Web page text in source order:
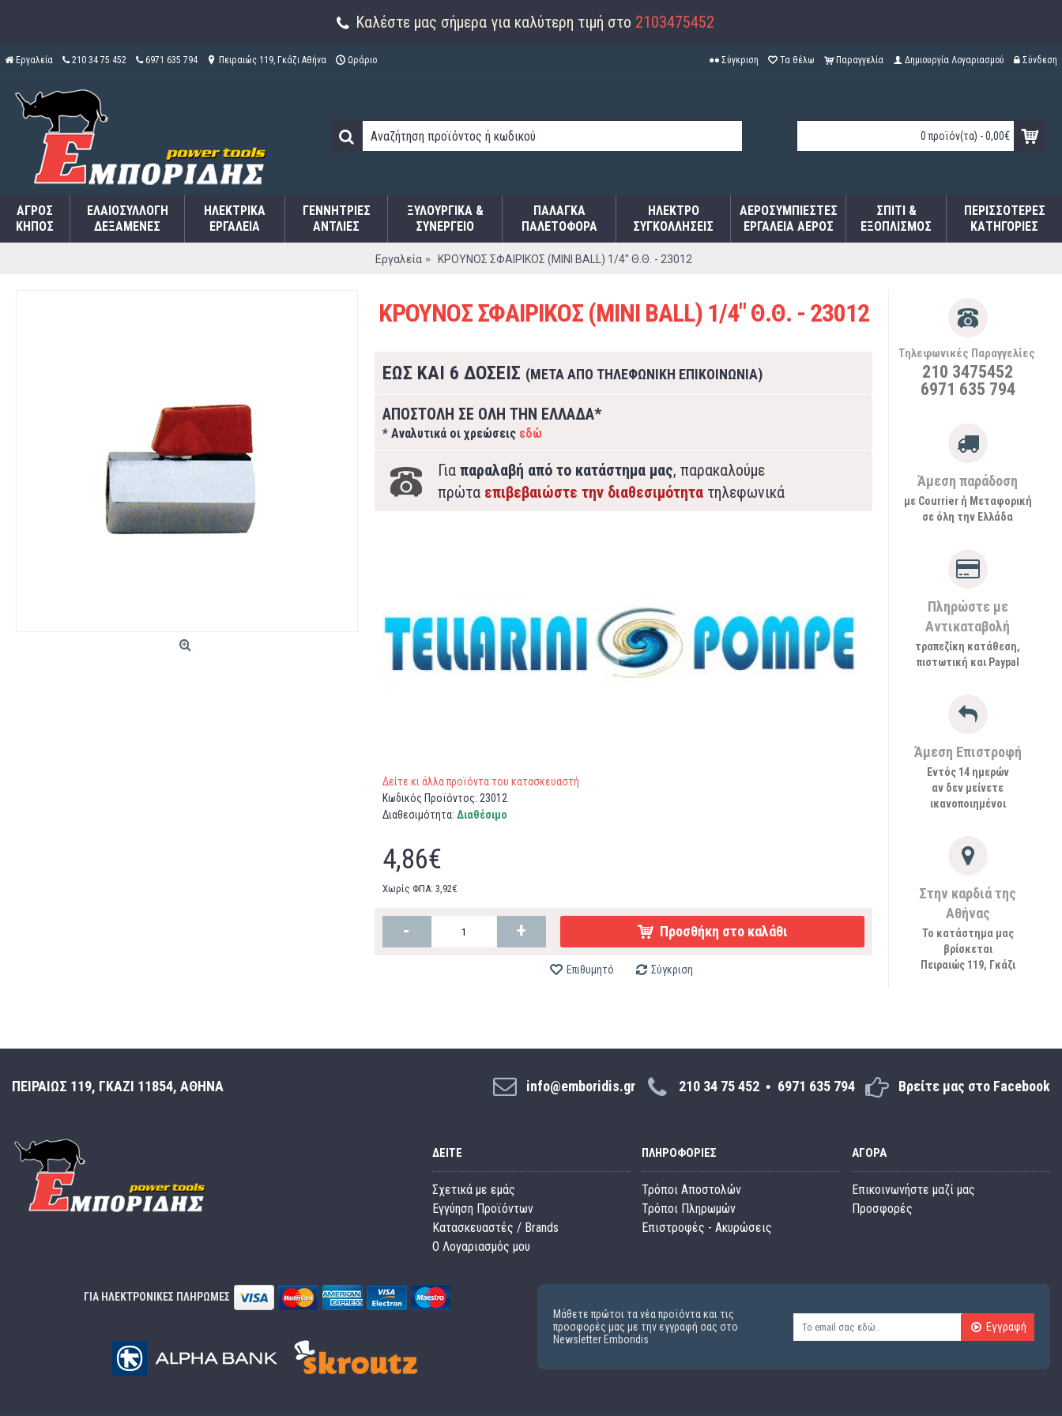
Καλέστε μας σήμερα για καλύτερη τιμή στο 2103475452
Εργαλεία 210 34 75 452 6971 635 794 Πειραιώς 119, Γκάζι Αθήνα Ωράριο Σύγκριση Τα θέλω Παραγγελία Δημιουργία Λογαριασμού Σύνδεση
0 προϊόν(τα) - 0,00€
ΑΓΡΌΣ
ΚΉΠΟΣ
ΕΛΑΙΟΣΥΛΛΟΓΉ
ΔΕΞΑΜΕΝΈΣ
ΗΛΕΚΤΡΙΚΆ
ΕΡΓΑΛΕΊΑ
ΓΕΝΝΉΤΡΙΕΣ
ΑΝΤΛΊΕΣ
ΞΥΛΟΥΡΓΙΚΑ &
ΣΥΝΕΡΓΕΙΟ
ΠΑΛΆΓΚΑ
ΠΑΛΕΤΟΦΌΡΑ
ΗΛΕΚΤΡΟ
ΣΥΓΚΟΛΛΉΣΕΙΣ
ΑΕΡΟΣΥΜΠΙΕΣΤΈΣ
ΕΡΓΑΛΕΊΑ ΑΈΡΟΣ
ΣΠΊΤΙ &
ΕΞΟΠΛΙΣΜΌΣ
ΠΕΡΙΣΣΌΤΕΡΕΣ
ΚΑΤΗΓΟΡΊΕΣ
Εργαλεία ΚΡΟΥΝΟΣ ΣΦΑΙΡΙΚΟΣ (MINI BALL) 1/4" Θ.Θ. - 23012
Τηλεφωνικές Παραγγελίες
210 3475452
6971 635 794
Άμεση παράδοση
με Courrier ή Μεταφορική
σε όλη την Ελλάδα
Πληρώστε με
Αντικαταβολή
τραπεζίκη κατάθεση,
πιστωτική και Paypal
Άμεση Επιστροφή
Εντός 14 ημερών
αν δεν μείνετε
ικανοποιημένοι
Στην καρδιά της
Αθήνας
Το κατάστημα μας
βρίσκεται
Πειραιώς 119, Γκάζι
ΚΡΟΥΝΟΣ ΣΦΑΙΡΙΚΟΣ (MINI BALL) 1/4" Θ.Θ. - 23012
ΕΩΣ ΚΑΙ 6 ΔΟΣΕΙΣ (ΜΕΤΑ ΑΠΟ ΤΗΛΕΦΩΝΙΚΗ ΕΠΙΚΟΙΝΩΝΙΑ)
ΑΠΟΣΤΟΛΗ ΣΕ ΟΛΗ ΤΗΝ ΕΛΛΑΔΑ*
* Αναλυτικά οι χρεώσεις εδώ
Για παραλαβή από το κατάστημα μας, παρακαλούμε
πρώτα επιβεβαιώστε την διαθεσιμότητατηλεφωνικά
Δείτε κι άλλα προϊόντα του κατασκευαστή
Κωδικός Προϊόντος: 23012
Διαθεσιμότητα: Διαθέσιμο
4,86€
Χωρίς ΦΠΑ: 3,92€
- + Προσθήκη στο καλάθι
Επιθυμητό Σύγκριση
ΠΕΙΡΑΙΩΣ 119, ΓΚΑΖΙ 11854, ΑΘΗΝΑ info@emboridis.gr 210 34 75 452 6971 635 794 Βρείτε μας στο Facebook
ΔΕΊΤΕ
Σχετικά με εμάς
Εγγύηση Προϊόντων
Κατασκευαστές / Brands
O Λογαριασμός μου
ΠΛΗΡΟΦΟΡΊΕΣ
Τρόποι Αποστολών
Τρόποι Πληρωμών
Επιστροφές - Ακυρώσεις
ΑΓΟΡΆ
Επικοινωνήστε μαζί μας
Προσφορές
ΓΙΑ ΗΛΕΚΤΡΟΝΙΚΕΣ ΠΛΗΡΩΜΕΣ
Μάθετε πρώτοι τα νέα προϊόντα και τις
προσφορές μας με την εγγραφή σας στο
Newsletter Emboridis
Εγγραφή